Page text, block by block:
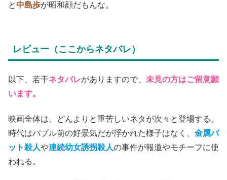
と中島歩が昭和顔だもんな。
レビュー（ここからネタバレ）
以下、若干ネタバレがありますので、 未見の方はご留意願
います。
映画全体は、どんよりと重苦しいネタが次々と登場する。
時代はバブル前の好景気だが浮かれた様子はなく、 金属バ
ット殺人や連続幼女誘拐殺人の事件が報道やモチーフに使
われる。